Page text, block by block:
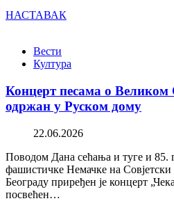
НАСТАВАК
Вести
Култура
Концерт песама о
одржан у Руском дому
22.06.2026
Поводом Дана сећања и туге и 85.
фашистичке Немачке на
Београду приређен је концерт
посвећен…